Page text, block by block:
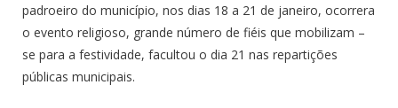
padroeiro do município, nos dias 18 a 21 de janeiro, ocorrera
o evento religioso, grande número de fiéis que mobilizam –
se para a festividade, facultou o dia 21 nas repartições
públicas municipais.